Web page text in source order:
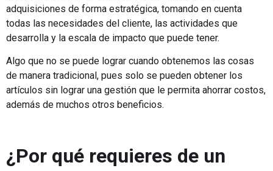
adquisiciones de forma estratégica, tomando en cuenta
todas las necesidades del cliente, las actividades que
desarrolla y la escala de impacto que puede tener.
Algo que no se puede lograr cuando obtenemos las cosas
de manera tradicional, pues solo se pueden obtener los
artículos sin lograr una gestión que le permita ahorrar costos,
además de muchos otros beneficios.
¿Por qué requieres de un